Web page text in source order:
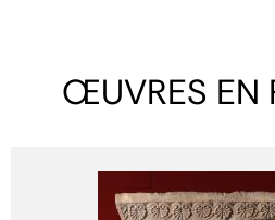
ŒUVRES EN